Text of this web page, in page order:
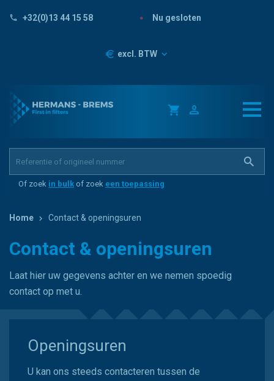
+32(0)13 44 15 58 Nu gesloten
Prijzen
excl. BTW
Of zoek in bulk of zoek een toepassing
Home Contact & openingsuren
Contact & openingsuren
Laat hier uw gegevens achter en we nemen spoedig
contact op met u.
Openingsuren
U kan ons steeds contacteren tussen de